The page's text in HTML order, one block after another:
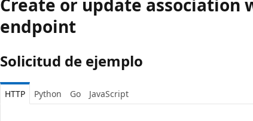
endpoint
Solicitud de ejemplo
HTTP Python Go JavaScript